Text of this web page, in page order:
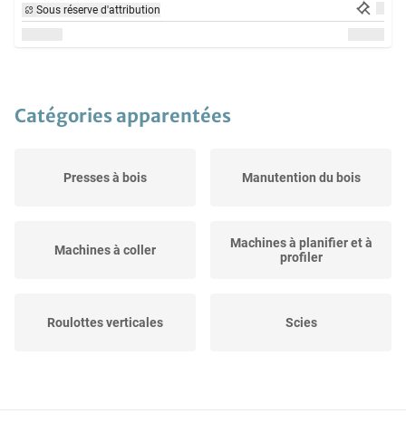
Sous réserve d'attribution
Catégories apparentées
Presses à bois Manutention du bois
Machines à coller
Machines à planifier et à
profiler
Roulottes verticales Scies